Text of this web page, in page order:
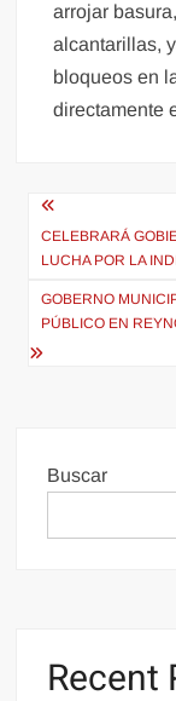
arrojar
alcantarillas,
bloqueos en
directamente
de
entradas
CELEBRARÁ
LUCHA POR LA
GOBERNO
PÚBLICO EN
Buscar
Recent